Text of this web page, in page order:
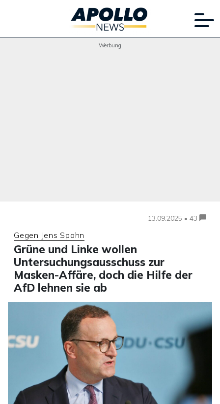
Werbung
13.09.2025 • 43
Gegen Jens Spahn
Grüne und Linke wollen
Untersuchungsausschuss zur
Masken-Affäre, doch die Hilfe der
AfD lehnen sie ab